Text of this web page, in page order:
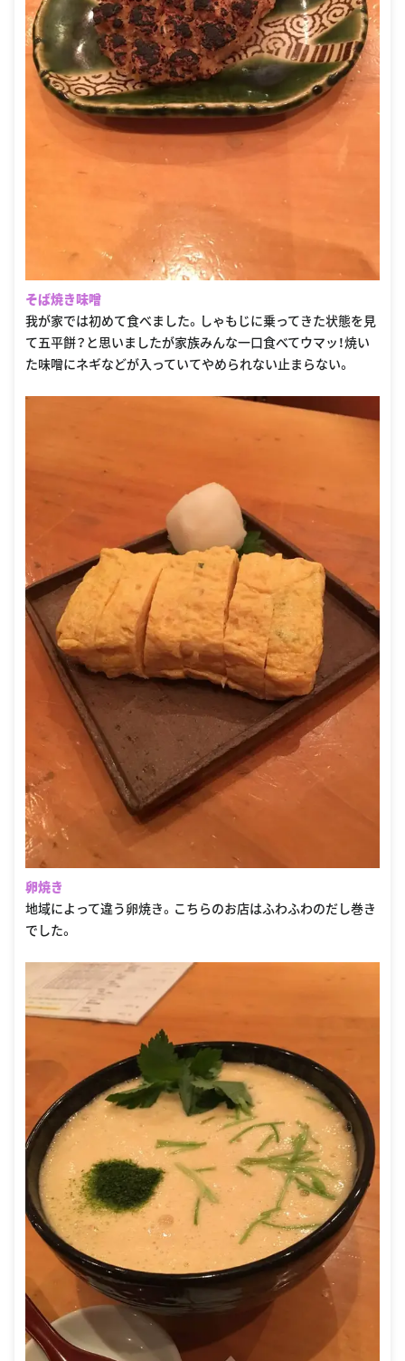
そば焼き味噌
我が家では初めて食べました。しゃもじに乗ってきた状態を見
て五平餅？と思いましたが家族みんな一口食べてウマッ！焼い
た味噌にネギなどが入っていてやめられない止まらない。
卵焼き
地域によって違う卵焼き。こちらのお店はふわふわのだし巻き
でした。